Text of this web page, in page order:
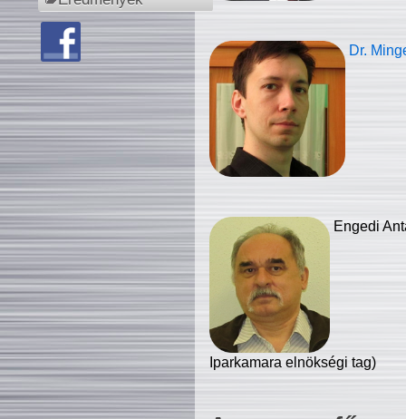
Dr.
Engedi
Iparkamara elnökségi tag)